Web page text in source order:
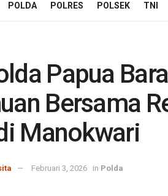
POLDA POLRES POLSEK TNI
Papua
Bersama
Manokwari
Februari 3, 2026 in Polda